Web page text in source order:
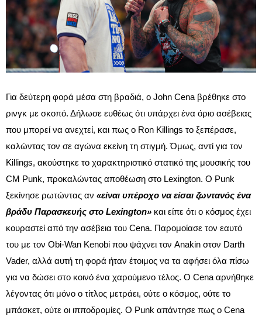
Για δεύτερη φορά μέσα στη βραδιά, ο John Cena βρέθηκε στο
ρινγκ με σκοπό. Δήλωσε ευθέως ότι υπάρχει ένα όριο ασέβειας
που μπορεί να ανεχτεί, και πως ο Ron Killings το ξεπέρασε,
καλώντας τον σε αγώνα εκείνη τη στιγμή. Όμως, αντί για τον
Killings, ακούστηκε το χαρακτηριστικό στατικό της μουσικής του
CM Punk, προκαλώντας αποθέωση στο Lexington. Ο Punk
ξεκίνησε ρωτώντας αν «είναι υπέροχο να είσαι ζωντανός ένα
βράδυ Παρασκευής στο Lexington» και είπε ότι ο κόσμος έχει
κουραστεί από την ασέβεια του Cena. Παρομοίασε τον εαυτό
του με τον Obi-Wan Kenobi που ψάχνει τον Anakin στον Darth
Vader, αλλά αυτή τη φορά ήταν έτοιμος να τα αφήσει όλα πίσω
για να δώσει στο κοινό ένα χαρούμενο τέλος. Ο Cena αρνήθηκε
λέγοντας ότι μόνο ο τίτλος μετράει, ούτε ο κόσμος, ούτε το
μπάσκετ, ούτε οι ιπποδρομίες. Ο Punk απάντησε πως ο Cena